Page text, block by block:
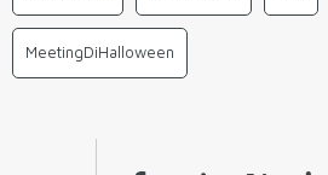
MeetingDiHalloween